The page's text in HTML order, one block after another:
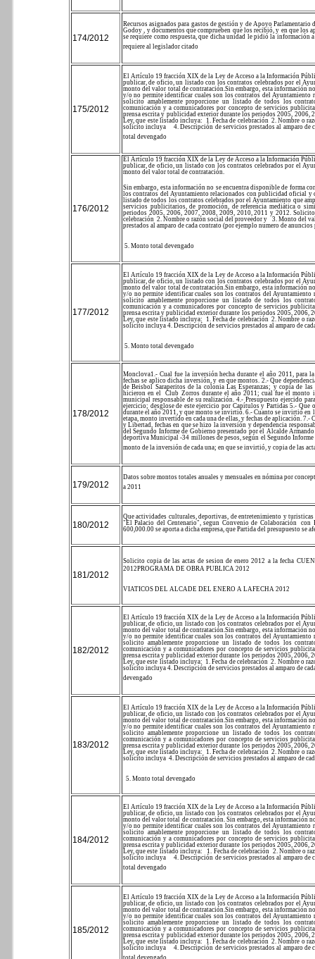
174/2012
Recursos asignados para gastos de gestión y de Apoyo
Godoy , y documentos que comprueben que los recibió, y en que
se requiere como respuesta, que dicha unidad le pidió la información
requiere al legislador citado
175/2012
El Artículo 19 fracción XIX de la Ley de Acceso a la Información
publicar, de oficio, un listado con los contratos celebrados por el
monto del valor total de contratación.Sin embargo, esta información
y/o no permite identificar cuales son los contratos del
solicito amablemente proporcione un listado de todos los
comunicación y a comunicadores por concepto de servicios
prensa escrita y publicidad exterior durante los periodos 2005, 2006,
Ley, que este listado incluya:
1. Fecha de celebración 2. Nombre o
solicito incluya
4. Descripción de servicios prestados al amparo
total devengado
176/2012
El Artículo 19 fracción XIX de la Ley de Acceso a la Información
publicar, de oficio, un listado con los contratos celebrados por el
monto del valor total de contratación.
Sin embargo, esta información no se encuentra disponible de forma
los contratos del Ayuntamiento relacionados con publicidad oficial y
listado de todos los contratos celebrados por el Ayuntamiento que
servicios publicitarios, de promoción, de referencia mediática o
periodos 2005, 2006, 2007, 2008, 2009, 2010, 2011 y 2012.
celebración 2. Nombre o razón social del proveedor y
3. Monto del
prestados al amparo de cada contrato (por ejemplo numero de
5. Monto total devengado
177/2012
El Artículo 19 fracción XIX de la Ley de Acceso a la Información
publicar, de oficio, un listado con los contratos celebrados por el
monto del valor total de contratación.Sin embargo, esta información
y/o no permite identificar cuales son los contratos del
solicito amablemente proporcione un listado de todos los
comunicación y a comunicadores por concepto de servicios
prensa escrita y publicidad exterior durante los periodos 2005, 2006,
Ley, que este listado incluya:
1. Fecha de celebración 2. Nombre o
solicito incluya 4. Descripción de servicios prestados al amparo de
5. Monto total devengado
178/2012
Monclova1.- Cual fue la inversión hecha durante el año 2011, para
fechas se aplico dicha inversión, y en que montos. 2.- Que
de Beisbol Saraperitos de la colonia Las Esperanzas; y copia de
hicieron en el
Club Zorros durante el año 2011; cual fue el monto
municipal responsable de su realización. 4.- Presupuesto ejercido
ejercicio; desglose de este ejercicio por Capítulos y Partidas 5.- Que
durante el año 2011, y que monto se invirtió. 6.- Cuanto se invirtió en
etapa, monto invertido en cada una de ellas, y fechas de aplicación. 7.-
y Libertad, fechas en que se hizo la inversión y dependencia
del Segundo Informe de Gobierno presentado por el Alcalde
deportiva Municipal -34 millones de pesos, según el Segundo
monto de la inversión de cada una; en que se invirtió, y copia de las
179/2012
Datos sobre montos totales anuales y mensuales en nómina por
a 2011
180/2012
Que actividades culturales, deportivas, de entretenimiento y
"El Palacio del Centenario", segun Convenio de Colaboración
con
600,000.00 se aporta a dicha empresa, que Partida del presupuesto se
181/2012
Solicito copia de las actas de sesion de enero 2012 a la fecha
2012PROGRAMA DE OBRA PUBLICA 2012
VIATICOS DEL ALCADE DEL ENERO A LAFECHA 2012
182/2012
El Artículo 19 fracción XIX de la Ley de Acceso a la Información
publicar, de oficio, un listado con los contratos celebrados por el
monto del valor total de contratación.Sin embargo, esta información
y/o no permite identificar cuales son los contratos del
solicito amablemente proporcione un listado de todos los
comunicación y a comunicadores por concepto de servicios
prensa escrita y publicidad exterior durante los periodos 2005, 2006,
Ley, que este listado incluya: 1. Fecha de celebración 2. Nombre o
solicito incluya 4. Descripción de servicios prestados al amparo de
devengado
183/2012
El Artículo 19 fracción XIX de la Ley de Acceso a la Información
publicar, de oficio, un listado con los contratos celebrados por el
monto del valor total de contratación.Sin embargo, esta información
y/o no permite identificar cuales son los contratos del
solicito amablemente proporcione un listado de todos los
comunicación y a comunicadores por concepto de servicios
prensa escrita y publicidad exterior durante los periodos 2005, 2006,
Ley, que este listado incluya:
1. Fecha de celebración 2. Nombre o
solicito incluya 4. Descripción de servicios prestados al amparo de
5. Monto total devengado
184/2012
El Artículo 19 fracción XIX de la Ley de Acceso a la Información
publicar, de oficio, un listado con los contratos celebrados por el
monto del valor total de contratación. Sin embargo, esta información
y/o no permite identificar cuales son los contratos del
solicito amablemente proporcione un listado de todos los
comunicación y a comunicadores por concepto de servicios
prensa escrita y publicidad exterior durante los periodos 2005, 2006,
Ley, que este listado incluya:
1. Fecha de celebración 2. Nombre o
solicito incluya
4. Descripción de servicios prestados al amparo
total devengado
185/2012
El Artículo 19 fracción XIX de la Ley de Acceso a la Información
publicar, de oficio, un listado con los contratos celebrados por el
monto del valor total de contratación.Sin embargo, esta información
y/o no permite identificar cuales son los contratos del
solicito amablemente proporcione un listado de todos los
comunicación y a comunicadores por concepto de servicios
prensa escrita y publicidad exterior durante los periodos 2005, 2006,
Ley, que este listado incluya:
1. Fecha de celebración 2. Nombre o
solicito incluya
4. Descripción de servicios prestados al amparo
total devengado